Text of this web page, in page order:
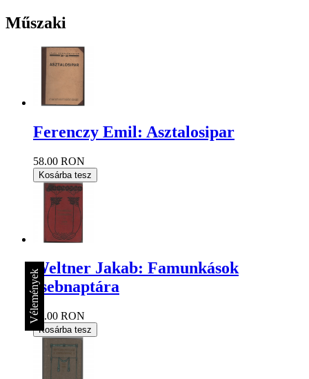
Műszaki
Ferenczy Emil: Asztalosipar
58.00 RON
Kosárba tesz
Weltner Jakab: Famunkások
zsebnaptára
29.00 RON
Kosárba tesz
Vélemények